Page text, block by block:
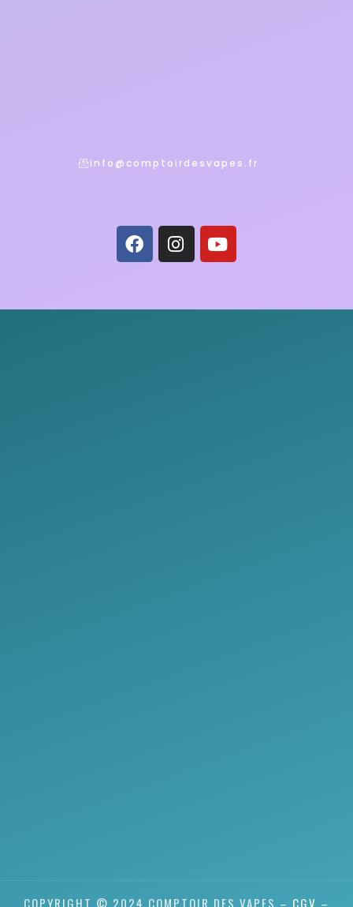
info@comptoirdesvapes.fr
COPYRIGHT © 2024 COMPTOIR DES VAPES – CGV –